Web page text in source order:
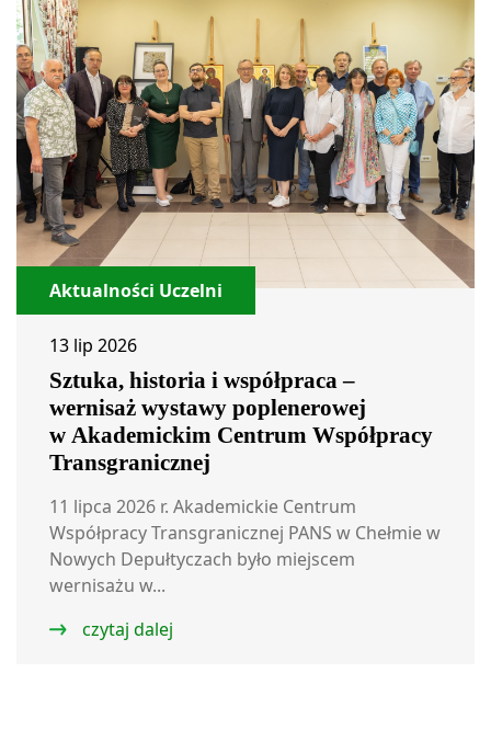
Aktualności Uczelni
13 lip 2026
Sztuka, historia i współpraca –
wernisaż wystawy poplenerowej
w Akademickim Centrum Współpracy
Transgranicznej
11 lipca 2026 r. Akademickie Centrum
Współpracy Transgranicznej PANS w Chełmie w
Nowych Depułtyczach było miejscem
wernisażu w...
czytaj dalej